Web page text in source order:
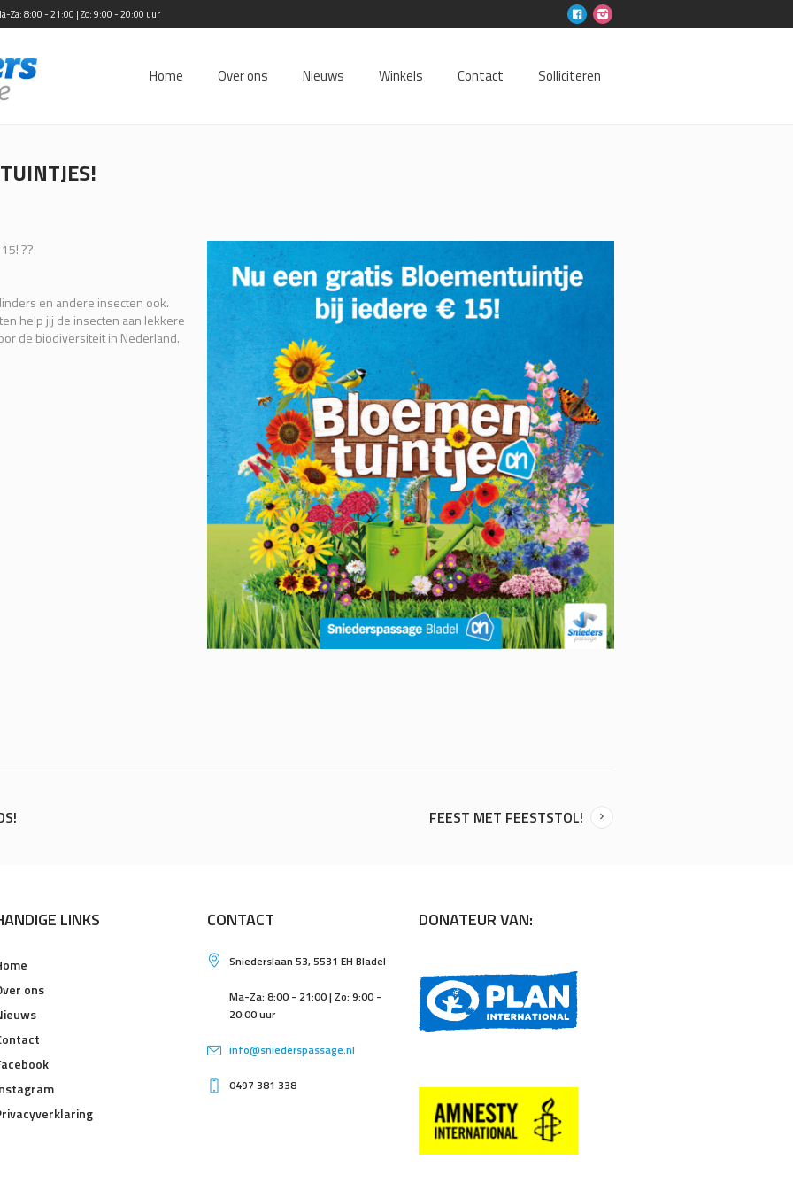
Za: 8:00 - 21:00 | Zo: 9:00 - 20:00 uur
Home Over ons Nieuws Winkels Contact Solliciteren
??
en andere insecten ook.
help jij de insecten aan lekkere
de biodiversiteit in Nederland.
FEEST MET FEESTSTOL!
LINKS
ons
CONTACT
Sniederslaan 53, 5531 EH Bladel
Ma-Za: 8:00 - 21:00 | Zo: 9:00 -
20:00 uur
info@sniederspassage.nl
0497 381 338
DONATEUR VAN: